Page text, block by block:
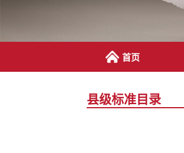
首页
县级标准目录